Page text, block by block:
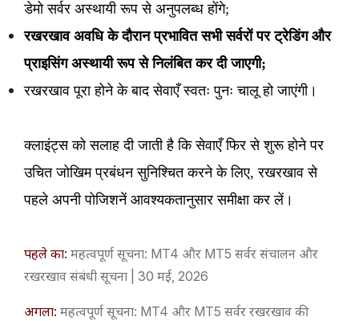
डेमो सर्वर अस्थायी रूप से अनुपलब्ध होंगे;
रखरखाव अवधि के दौरान प्रभावित सभी सर्वरों पर ट्रेडिंग और
प्राइसिंग अस्थायी रूप से निलंबित कर दी जाएगी;
रखरखाव पूरा होने के बाद सेवाएँ स्वतः पुनः चालू हो जाएंगी।
क्लाइंट्स को सलाह दी जाती है कि सेवाएँ फिर से शुरू होने पर
उचित जोखिम प्रबंधन सुनिश्चित करने के लिए, रखरखाव से
पहले अपनी पोजिशनें आवश्यकतानुसार समीक्षा कर लें।
पहले का: महत्वपूर्ण सूचना: MT4 और MT5 सर्वर संचालन और
रखरखाव संबंधी सूचना | 30 मई, 2026
अगला: महत्वपूर्ण सूचना: MT4 और MT5 सर्वर रखरखाव की